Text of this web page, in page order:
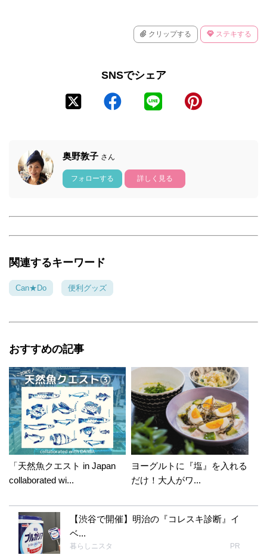
クリップする ステキする
SNSでシェア
奥野敦子 さん
フォローする 詳しく見る
関連するキーワード
Can★Do 便利グッズ
おすすめの記事
「天然魚クエスト in Japan
collaborated wi...
ヨーグルトに『塩』を入れる
だけ！大人がワ...
【渋谷で開催】明治の『コレスキ診断』イ
ベ...
暮らしニスタ PR